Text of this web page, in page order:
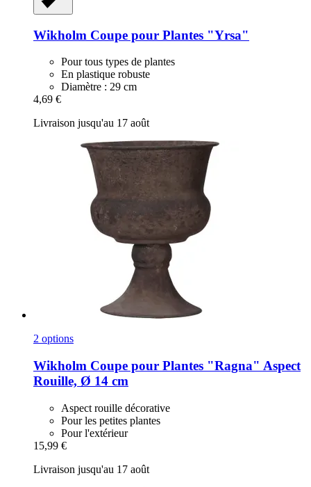
Wikholm Coupe pour Plantes "Yrsa"
Pour tous types de plantes
En plastique robuste
Diamètre : 29 cm
4,69 €
Livraison jusqu'au 17 août
2 options
Wikholm Coupe pour Plantes "Ragna" Aspect
Rouille, Ø 14 cm
Aspect rouille décorative
Pour les petites plantes
Pour l'extérieur
15,99 €
Livraison jusqu'au 17 août